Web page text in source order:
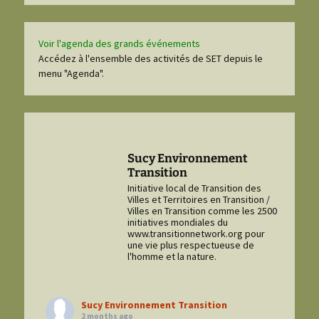
Voir l'agenda des grands événements
Accédez à l'ensemble des activités de SET depuis le
menu "Agenda".
Sucy Environnement
Transition
Initiative local de Transition des
Villes et Territoires en Transition /
Villes en Transition comme les 2500
initiatives mondiales du
www.transitionnetwork.org pour
une vie plus respectueuse de
l'homme et la nature.
Sucy Environnement Transition
2 months ago